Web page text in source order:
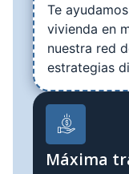
Te
vivienda en
nuestra red
estrategias
Máxima